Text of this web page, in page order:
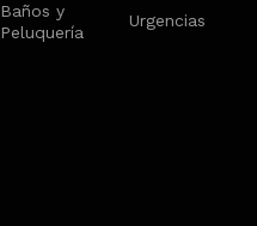
Baños y
Peluquería
Urgencias